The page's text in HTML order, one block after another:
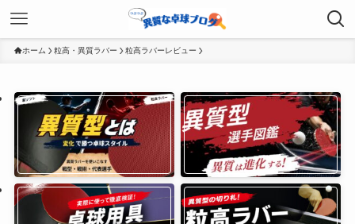
ホーム 粒高・異質ラバー 粒高ラバーレビュー